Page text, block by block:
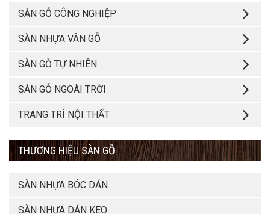
SÀN GỖ CÔNG NGHIỆP
SÀN NHỰA VÂN GỖ
SÀN GỖ TỰ NHIÊN
SÀN GỖ NGOÀI TRỜI
TRANG TRÍ NỘI THẤT
THƯƠNG HIỆU SÀN GỖ
SÀN NHỰA BÓC DÁN
SÀN NHỰA DÁN KEO